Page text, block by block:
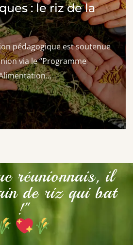
: le riz de la
pédagogique est soutenue
via le “Programme
réunionnais, il
de riz qui bat
!"